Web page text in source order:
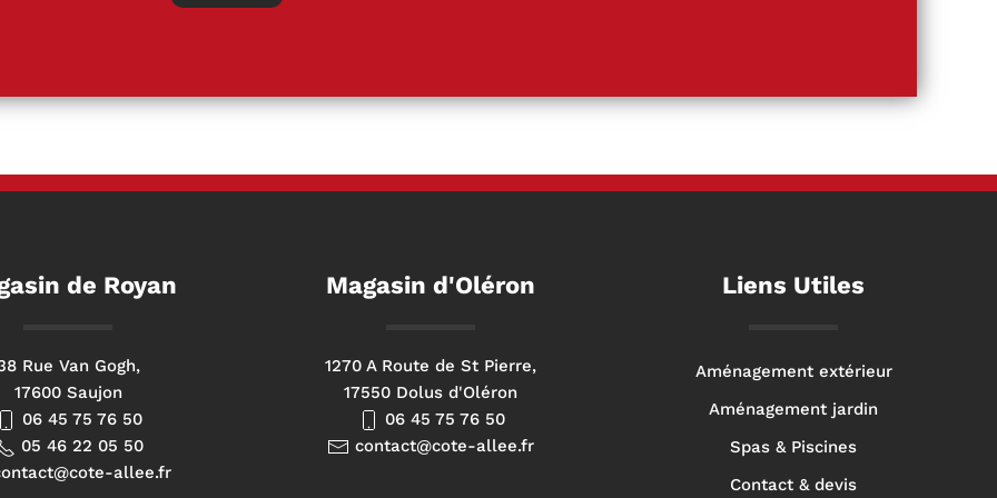
de Royan
Rue Van Gogh,
17600 Saujon
06 45 75 76 50
05 46 22 05 50
allee.fr
Magasin d'Oléron
1270 A Route de St Pierre,
17550 Dolus d'Oléron
06 45 75 76 50
contact@cote-allee.fr
Liens Utiles
Aménagement extérieur
Aménagement jardin
Spas & Piscines
Contact & devis